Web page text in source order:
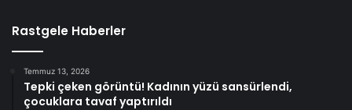
Rastgele Haberler
Temmuz 13, 2026
Tepki çeken görüntü! Kadının yüzü sansürlendi,
çocuklara tavaf yaptırıldı